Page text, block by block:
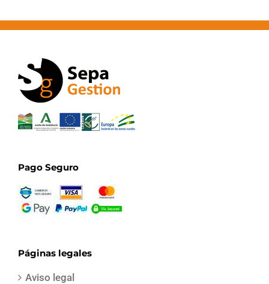
Pago Seguro
Páginas legales
Aviso legal